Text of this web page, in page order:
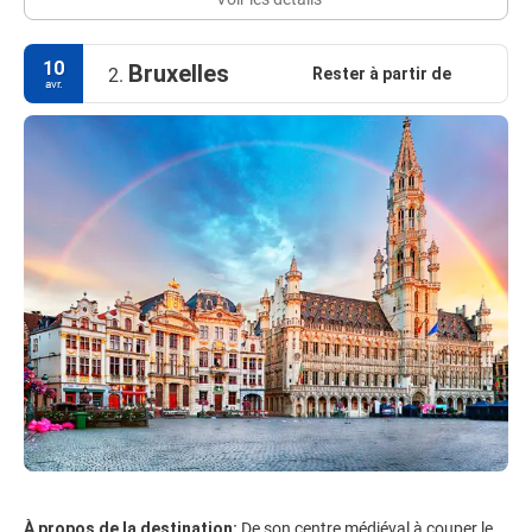
10
avr. 2. Bruxelles Rester à partir de